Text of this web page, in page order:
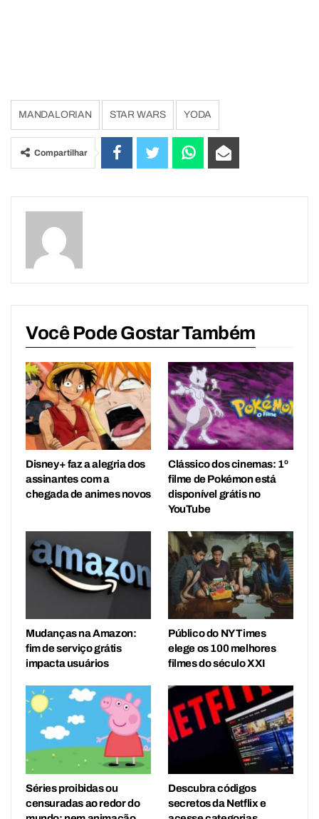
MANDALORIAN STAR WARS YODA
Compartilhar
Você Pode Gostar Também
Disney+ faz a alegria dos
assinantes com a
chegada de animes novos
Clássico dos cinemas: 1º
filme de Pokémon está
disponível grátis no
YouTube
Mudanças na Amazon:
fim de serviço grátis
impacta usuários
Público do NY Times
elege os 100 melhores
filmes do século XXI
Séries proibidas ou
censuradas ao redor do
Descubra códigos
secretos da Netflix e